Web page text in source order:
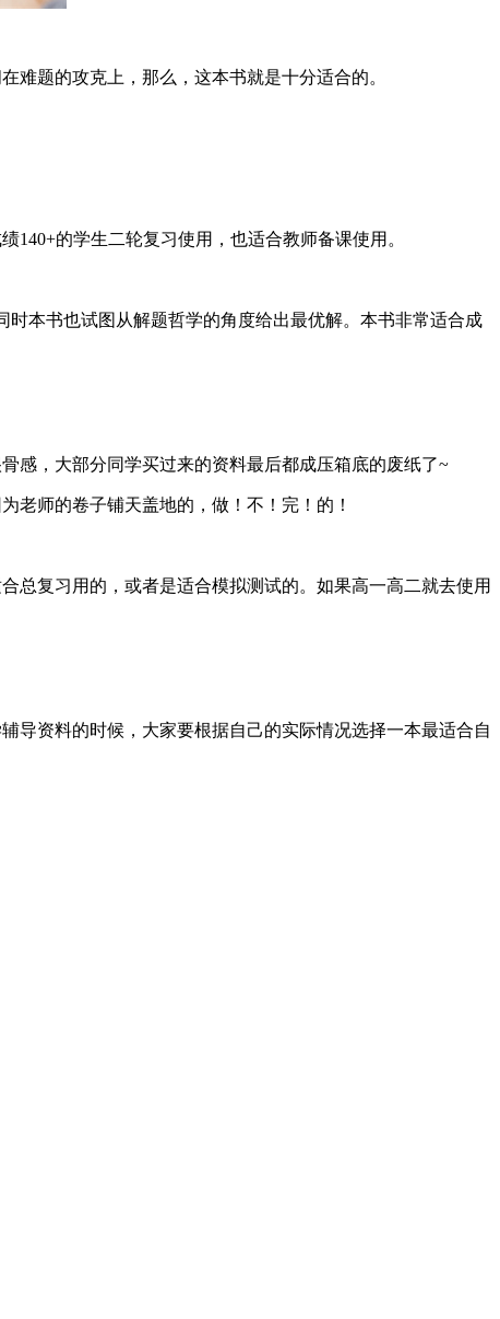
难题的攻克上，那么，这本书就是十分适合的。
的学生二轮复习使用，也适合教师备课使用。
本书也试图从解题哲学的角度给出最优解。本书非常适合成
感，大部分同学买过来的资料最后都成压箱底的废纸了~
老师的卷子铺天盖地的，做！不！完！的！
总复习用的，或者是适合模拟测试的。如果高一高二就去使用
导资料的时候，大家要根据自己的实际情况选择一本最适合自